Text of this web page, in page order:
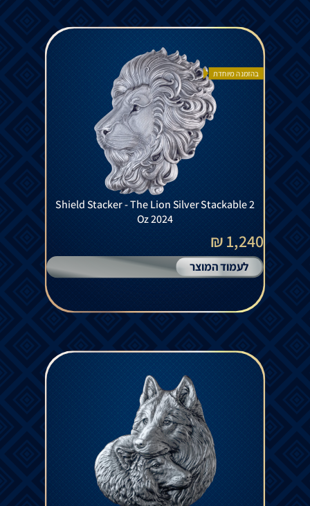
בהזמנה מיוחדת
Shield Stacker - The Lion Silver Stackable 2
Oz 2024
1,240 ₪
לעמוד המוצר